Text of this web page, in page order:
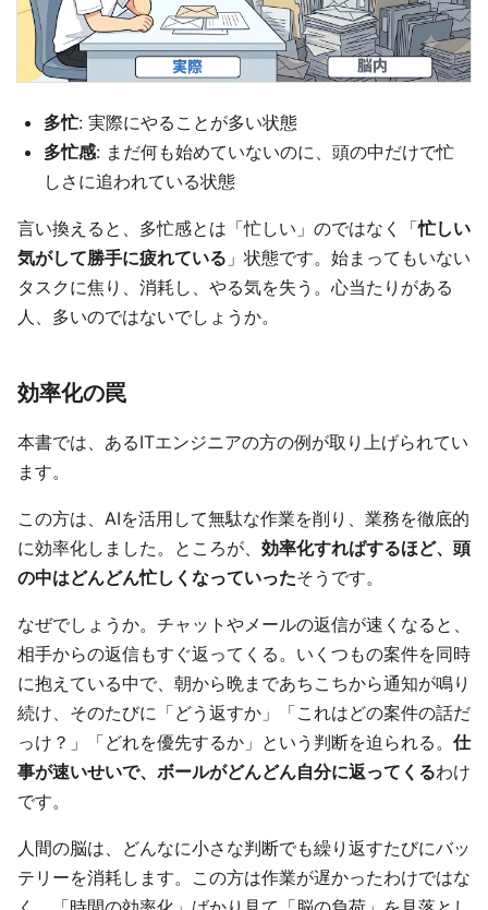
多忙: 実際にやることが多い状態
多忙感: まだ何も始めていないのに、頭の中だけで忙
しさに追われている状態
言い換えると、多忙感とは「忙しい」のではなく「忙しい
気がして勝手に疲れている 」状態です。始まってもいない
タスクに焦り、消耗し、やる気を失う。心当たりがある
人、多いのではないでしょうか。
効率化の罠
本書では、あるITエンジニアの方の例が取り上げられてい
ます。
この方は、AIを活用して無駄な作業を削り、業務を徹底的
に効率化しました。ところが、 効率化すればするほど、頭
の中はどんどん忙しくなっていったそうです。
なぜでしょうか。チャットやメールの返信が速くなると、
相手からの返信もすぐ返ってくる。いくつもの案件を同時
に抱えている中で、朝から晩まであちこちから通知が鳴り
続け、そのたびに「どう返すか」「これはどの案件の話だ
っけ？」「どれを優先するか」という判断を迫られる。 仕
事が速いせいで、ボールがどんどん自分に返ってくるわけ
です。
人間の脳は、どんなに小さな判断でも繰り返すたびにバッ
テリーを消耗します。この方は作業が遅かったわけではな